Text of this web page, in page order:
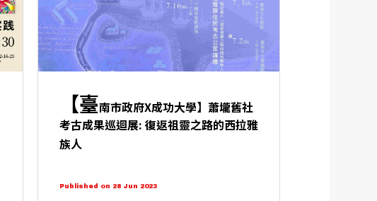
【臺南市政府X成功大學】蕭壠舊社
考古成果巡迴展: 復返祖靈之路的西拉雅
族人
Published on 28 Jun 2023